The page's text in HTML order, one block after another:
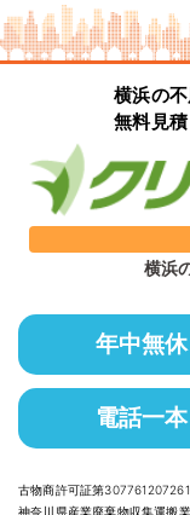
横浜の
無料見
横浜
年中無休
電話一本
古物商許可証第
神奈川県産業廃棄物収集運搬